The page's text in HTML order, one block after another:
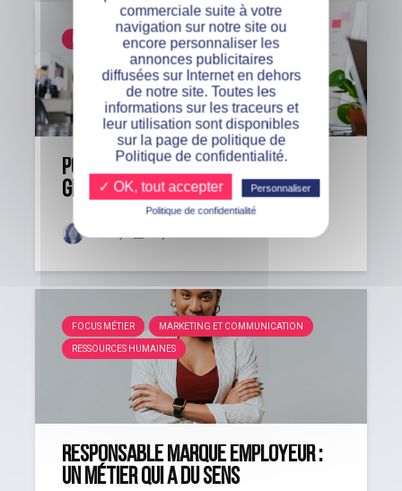
FOCUS MÉTIER MARKETING ET COMMUNICATION
Pourquoi et comment devenir
Growth Hacker en 2021 ?
FOCUS MÉTIER MARKETING ET COMMUNICATION
RESSOURCES HUMAINES
Responsable marque employeur :
un métier qui a du sens
commerciale suite à votre
navigation sur notre site ou
encore personnaliser les
annonces publicitaires
diffusées sur Internet en dehors
de notre site. Toutes les
informations sur les traceurs et
leur utilisation sont disponibles
sur la page de politique de
Politique de confidentialité.
✓ OK, tout accepter
Personnaliser
Politique de confidentialité